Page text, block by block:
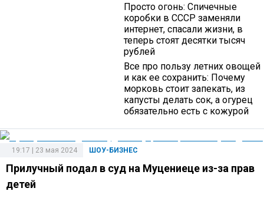
Просто огонь: Спичечные
коробки в СССР заменяли
интернет, спасали жизни, в
теперь стоят десятки тысяч
рублей
Все про пользу летних овощей
и как ее сохранить: Почему
морковь стоит запекать, из
капусты делать сок, а огурец
обязательно есть с кожурой
ШОУ-БИЗНЕС
19:17 | 23 мая 2024
Прилучный подал в суд на Муцениеце из-за прав
детей